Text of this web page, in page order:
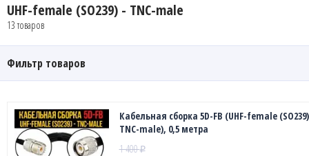
UHF-female (SO239) - TNC-male
13 товаров
Фильтр товаров
Кабельная сборка 5D-FB (UHF-female
TNC-male), 0,5 метра
1 400₽